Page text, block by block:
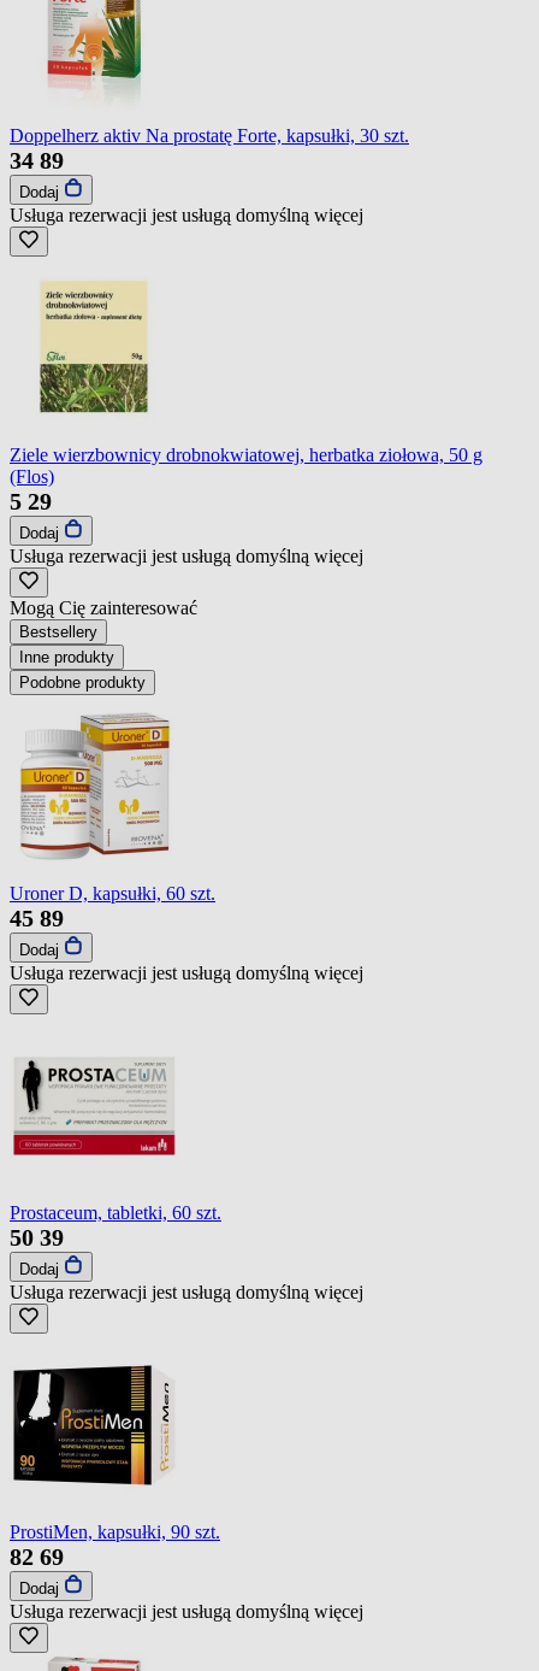
Doppelherz aktiv Na prostatę Forte, kapsułki, 30 szt.
34 89
Dodaj
Usługa rezerwacji jest usługą domyślną więcej
Ziele wierzbownicy drobnokwiatowej, herbatka ziołowa, 50 g
(Flos)
5 29
Dodaj
Usługa rezerwacji jest usługą domyślną więcej
Mogą Cię zainteresować
Bestsellery
Inne produkty
Podobne produkty
Uroner D, kapsułki, 60 szt.
45 89
Dodaj
Usługa rezerwacji jest usługą domyślną więcej
Prostaceum, tabletki, 60 szt.
50 39
Dodaj
Usługa rezerwacji jest usługą domyślną więcej
ProstiMen, kapsułki, 90 szt.
82 69
Dodaj
Usługa rezerwacji jest usługą domyślną więcej